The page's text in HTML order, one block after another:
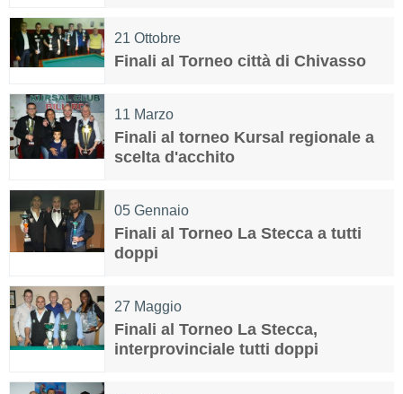
21 Ottobre
Finali al Torneo città di Chivasso
11 Marzo
Finali al torneo Kursal regionale a
scelta d'acchito
05 Gennaio
Finali al Torneo La Stecca a tutti
doppi
27 Maggio
Finali al Torneo La Stecca,
interprovinciale tutti doppi